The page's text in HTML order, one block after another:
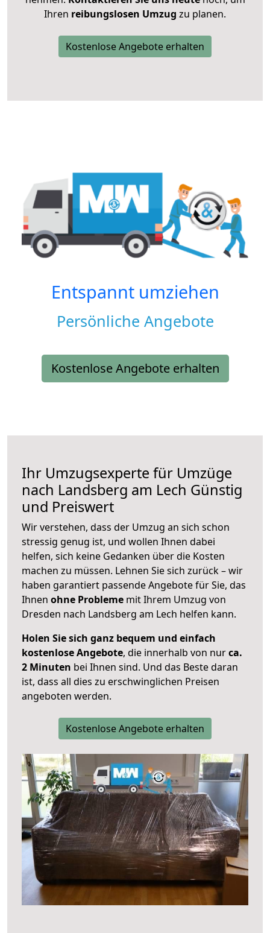
Ihren reibungslosen Umzug zu planen.
Kostenlose Angebote erhalten
Entspannt umziehen
Persönliche Angebote
Kostenlose Angebote erhalten
Ihr Umzugsexperte für Umzüge
nach Landsberg am Lech Günstig
und Preiswert
Wir verstehen, dass der Umzug an sich schon
stressig genug ist, und wollen Ihnen dabei
helfen, sich keine Gedanken über die Kosten
machen zu müssen. Lehnen Sie sich zurück – wir
haben garantiert passende Angebote für Sie, das
Ihnen ohne Probleme mit Ihrem Umzug von
Dresden nach Landsberg am Lech helfen kann.
Holen Sie sich ganz bequem und einfach
kostenlose Angebote, die innerhalb von nurca.
2 Minuten bei Ihnen sind. Und das Beste daran
ist, dass all dies zu erschwinglichen Preisen
angeboten werden.
Kostenlose Angebote erhalten